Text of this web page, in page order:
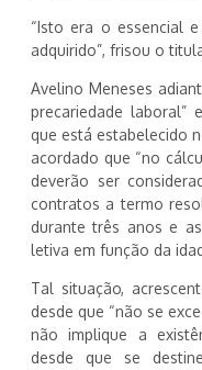
“Isto era o essencial
adquirido”, frisou o
Avelino Meneses
precariedade laboral”
que está estabelecido
acordado que “no
deverão ser
contratos a termo
durante três anos e
letiva em função da
Tal situação,
desde que “não se
não implique a
desde que se